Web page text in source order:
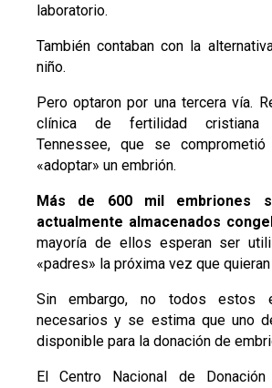
laboratorio.
También contaban con la
niño.
Pero optaron por una tercera vía.
clínica de fertilidad cristiana
Tennessee, que se
«adoptar» un embrión.
Más de 600 mil embriones
actualmente almacenados
mayoría de ellos esperan ser
«padres» la próxima vez que
Sin embargo, no todos estos
necesarios y se estima que uno
disponible para la donación de
El Centro Nacional de